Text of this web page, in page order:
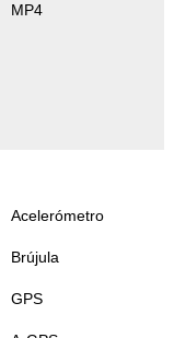
MP4
Acelerómetro
Brújula
GPS